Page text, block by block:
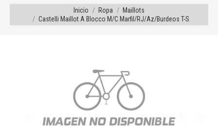
Estás aquí:
Inicio Ropa
Maillots
Castelli Maillot A Blocco M/C Marfil/RJ/Az/Burdeos T-S